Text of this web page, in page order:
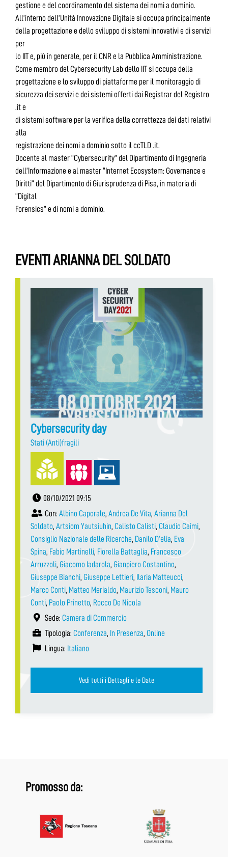
gestione e del coordinamento del sistema dei nomi a dominio.
All’interno dell’Unità Innovazione Digitale si occupa principalmente
della progettazione e dello sviluppo di sistemi innovativi e di servizi
per
lo IIT e, più in generale, per il CNR e la Pubblica Amministrazione.
Come membro del Cybersecurity Lab dello IIT si occupa della
progettazione e lo sviluppo di piattaforme per il monitoraggio di
sicurezza dei servizi e dei sistemi offerti dai Registrar del Registro
.it e
di sistemi software per la verifica della correttezza dei dati relativi
alla
registrazione dei nomi a dominio sotto il ccTLD .it.
Docente al master “Cybersecurity” del Dipartimento di Ingegneria
dell’Informazione e al master “Internet Ecosystem: Governance e
Diritti” del Dipartimento di Giurisprudenza di Pisa, in materia di
“Digital
Forensics” e di nomi a dominio.
EVENTI ARIANNA DEL SOLDATO
Cybersecurity day
Stati (Anti)fragili
08/10/2021 09:15
Con: Albino Caporale, Andrea De Vita, Arianna Del
Soldato, Artsiom Yautsiuhin, Calisto Calisti, Claudio Caimi,
Consiglio Nazionale delle Ricerche, Danilo D’elia, Eva
Spina, Fabio Martinelli, Fiorella Battaglia, Francesco
Arruzzoli, Giacomo Iadarola, Gianpiero Costantino,
Giuseppe Bianchi, Giuseppe Lettieri, Ilaria Matteucci,
Marco Conti, Matteo Merialdo, Maurizio Tesconi, Mauro
Conti, Paolo Prinetto, Rocco De Nicola
Sede: Camera di Commercio
Tipologia: Conferenza, In Presenza, Online
Lingua: Italiano
Vedi tutti i Dettagli e le Date
Promosso da: